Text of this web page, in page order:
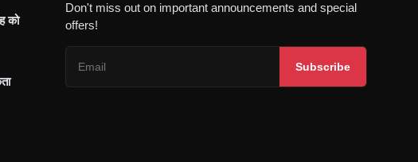
को
Don't miss out on important announcements and special
offers!
Subscribe